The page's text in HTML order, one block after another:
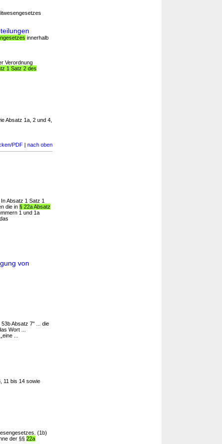
innerhalb
Verordnung
1 Satz 2 des
Absatz 1a, 2 und 4,
PDF | nach oben
Absatz 1 Satz 1
die in § 22a Absatz
1 und 1a
von
Absatz 7" ... die
Wort ...
...
11 bis 14 sowie
(1b)
der §§ 22a